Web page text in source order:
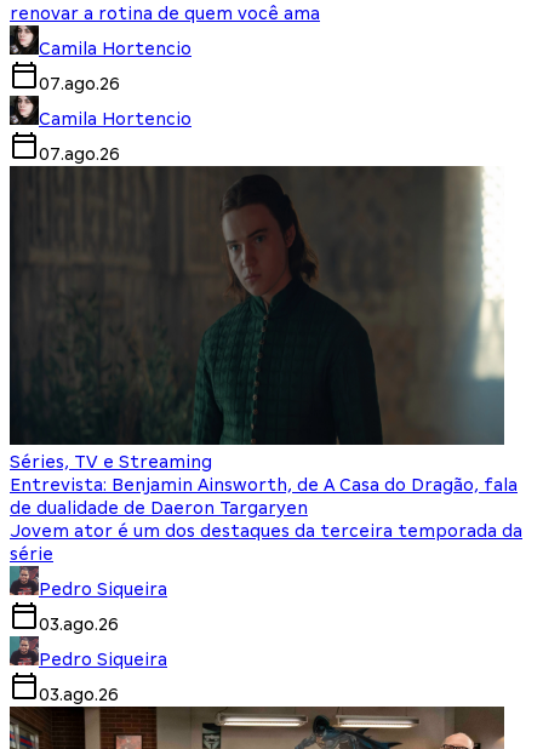
renovar a rotina de quem você ama
Camila Hortencio
07.ago.26
Camila Hortencio
07.ago.26
Séries, TV e Streaming
Entrevista: Benjamin Ainsworth, de A Casa do Dragão, fala
de dualidade de Daeron Targaryen
Jovem ator é um dos destaques da terceira temporada da
série
Pedro Siqueira
03.ago.26
Pedro Siqueira
03.ago.26